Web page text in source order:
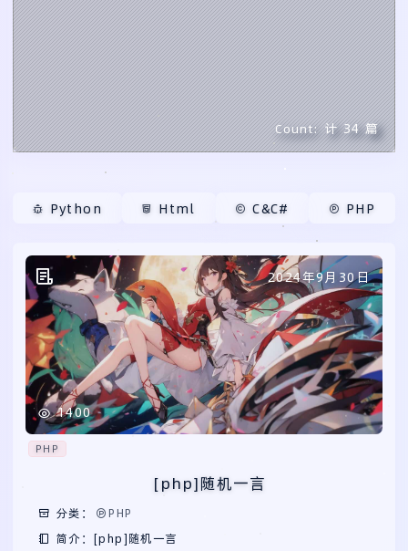
Count:计 34 篇
Python Html C&C# PHP
2024年9月30日
1400
PHP
[php]随机一言
分类：
PHP
简介：[php]随机一言